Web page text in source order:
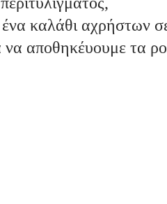
καλάθι αχρήστων
να αποθηκέυουμε τα